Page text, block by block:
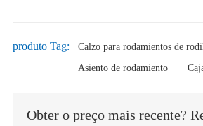
produto Tag:
Calzo para rodamientos de
Asiento de rodamiento
Obter o preço mais recente?